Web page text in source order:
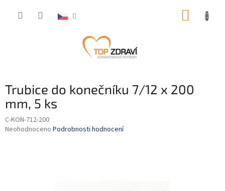
Trubice do konečníku 7/12 x 200
mm, 5 ks
C-KON-712-200
Průměrné
Neohodnoceno Podrobnosti hodnocení